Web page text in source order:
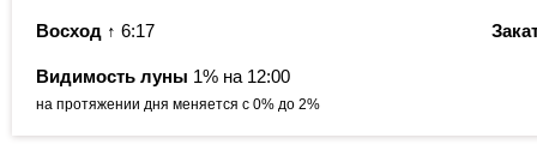
Восход ↑ 6:17
Видимость луны 1% на 12:00
на протяжении дня меняется с 0% до 2%